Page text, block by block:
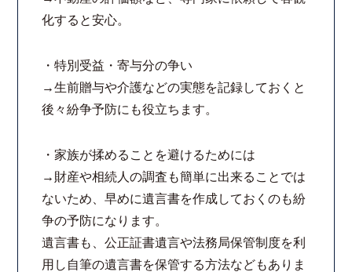
化すると安心。
・特別受益・寄与分の争い
→生前贈与や介護などの実態を記録しておくと
後々紛争予防にも役立ちます。
・家族が揉めることを避けるためには
→財産や相続人の調査も簡単に出来ることでは
ないため、早めに遺言書を作成しておくのも紛
争の予防になります。
遺言書も、公正証書遺言や法務局保管制度を利
用し自筆の遺言書を保管する方法などもありま